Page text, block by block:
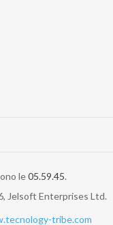
le05.59.45.
Jelsoft Enterprises Ltd.
tribe.com